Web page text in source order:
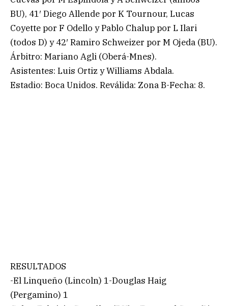
BU), 41′ Diego Allende por K Tournour, Lucas
Coyette por F Odello y Pablo Chalup por L Ilari
(todos D) y 42′ Ramiro Schweizer por M Ojeda (BU).
Árbitro: Mariano Agli (Oberá-Mnes).
Asistentes: Luis Ortiz y Williams Abdala.
Estadio: Boca Unidos. Reválida: Zona B-Fecha: 8.
RESULTADOS
-El Linqueño (Lincoln) 1-Douglas Haig
(Pergamino) 1